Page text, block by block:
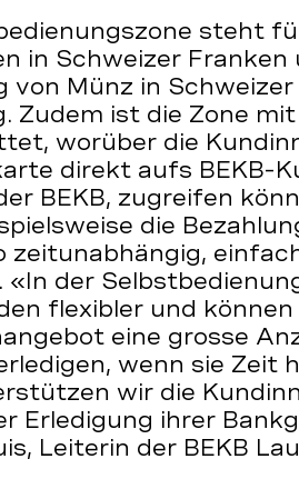
steht
in Schweizer Franken
von Münz in Schweizer
ist die Zone mit
worüber die
direkt aufs BEKB-
BEKB, zugreifen
die
zeitunabhängig,
der
flexibler und
eine grosse
wenn sie Zeit
wir die
Erledigung ihrer
Leiterin der BEKB